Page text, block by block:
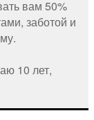
вам 50%
заботой и
10 лет,